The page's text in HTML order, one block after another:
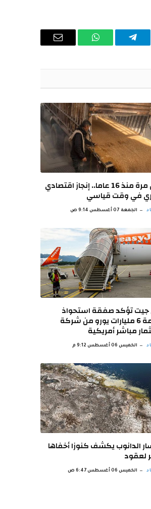
تيلقرام واتساب
البريد
لأول مرة منذ 16 عاما.. إنجاز اقتصادي
في وقت قياسي
الجمعة 07 أغسطس 9:14 ص
جيت تؤكد صفقة استحواذ
بقيمة 6 مليارات يورو من شركة
مباشر أمريكية
الخميس 06 أغسطس 9:12 م
الدانوب يكشف كنوزا أخفاها
لعقود
الخميس 06 أغسطس 6:47 ص